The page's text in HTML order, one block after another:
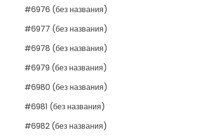
#6976 (без названия)
#6977 (без названия)
#6978 (без названия)
#6979 (без названия)
#6980 (без названия)
#6981 (без названия)
#6982 (без названия)